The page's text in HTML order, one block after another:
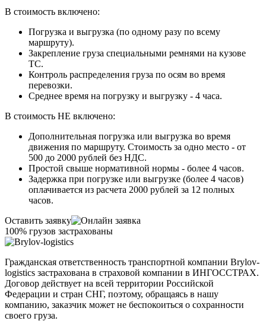
В стоимость включено:
Погрузка и выгрузка (по одному разу по всему
маршруту).
Закрепление груза специальными ремнями на кузове
ТС.
Контроль распределения груза по осям во время
перевозки.
Среднее время на погрузку и выгрузку - 4 часа.
В стоимость НЕ включено:
Дополнительная погрузка или выгрузка во время
движения по маршруту. Стоимость за одно место - от
500 до 2000 рублей без НДС.
Простой свыше нормативной нормы - более 4 часов.
Задержка при погрузке или выгрузке (более 4 часов)
оплачивается из расчета 2000 рублей за 12 полных
часов.
Оставить заявку
100% грузов застрахованы
Гражданская ответственность транспортной компании Brylov-
logistics застрахована в страховой компании в ИНГОСCТРАХ.
Договор действует на всей территории Российской
Федерации и стран СНГ, поэтому, обращаясь в нашу
компанию, заказчик может не беспокоиться о сохранности
своего груза.